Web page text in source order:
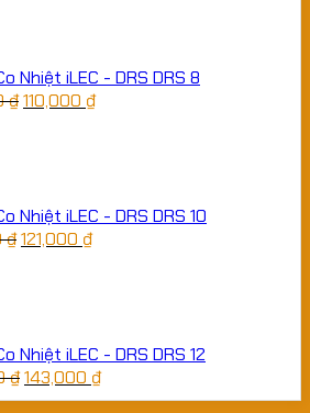
Nhiệt iLEC - DRS DRS 8
₫110,000 ₫
Nhiệt iLEC - DRS DRS 10
₫121,000 ₫
Nhiệt iLEC - DRS DRS 12
₫143,000 ₫